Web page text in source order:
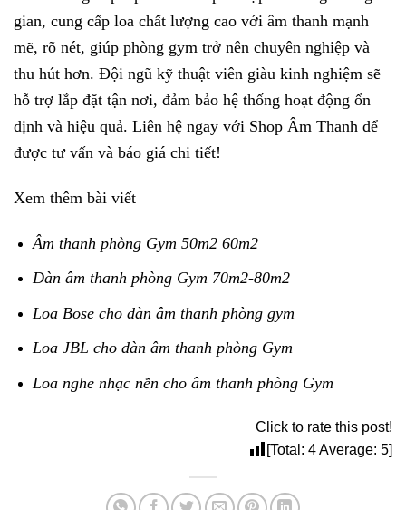
gian, cung cấp loa chất lượng cao với âm thanh mạnh
mẽ, rõ nét, giúp phòng gym trở nên chuyên nghiệp và
thu hút hơn. Đội ngũ kỹ thuật viên giàu kinh nghiệm sẽ
hỗ trợ lắp đặt tận nơi, đảm bảo hệ thống hoạt động ổn
định và hiệu quả. Liên hệ ngay với Shop Âm Thanh để
được tư vấn và báo giá chi tiết!
Xem thêm bài viết
Âm thanh phòng Gym 50m2 60m2
Dàn âm thanh phòng Gym 70m2-80m2
Loa Bose cho dàn âm thanh phòng gym
Loa JBL cho dàn âm thanh phòng Gym
Loa nghe nhạc nền cho âm thanh phòng Gym
Click to rate this post!
[Total: 4Average: 5]